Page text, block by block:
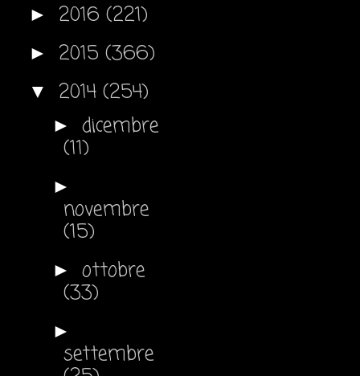
► 2016 (221)
► 2015 (366)
▼ 2014 (254)
► dicembre
(11)
►
novembre
(15)
► ottobre
(33)
►
settembre